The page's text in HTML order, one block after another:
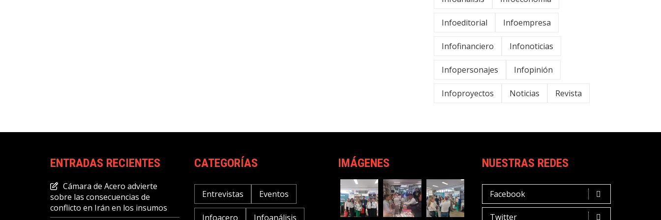
Infoeditorial Infoempresa
Infofinanciero Infonoticias
Infopersonajes Infopinión
Infoproyectos Noticias Revista
ENTRADAS RECIENTES
Cámara de Acero advierte
sobre las consecuencias de
conflicto en Irán en los insumos
CATEGORÍAS
Entrevistas Eventos
Infoacero Infoanálisis
IMÁGENES NUESTRAS REDES
Facebook
Twitter